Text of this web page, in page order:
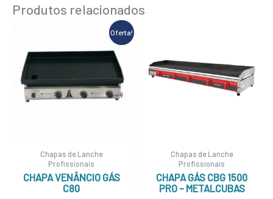
Produtos relacionados
Oferta!
Chapas de Lanche
Profissionais
CHAPA VENÂNCIO GÁS
C80
preço
original
era:
R$1.470,00.
preço
atual
R$1.100,00.
Chapas de Lanche
Profissionais
CHAPA GÁS CBG 1500
PRO – METALCUBAS